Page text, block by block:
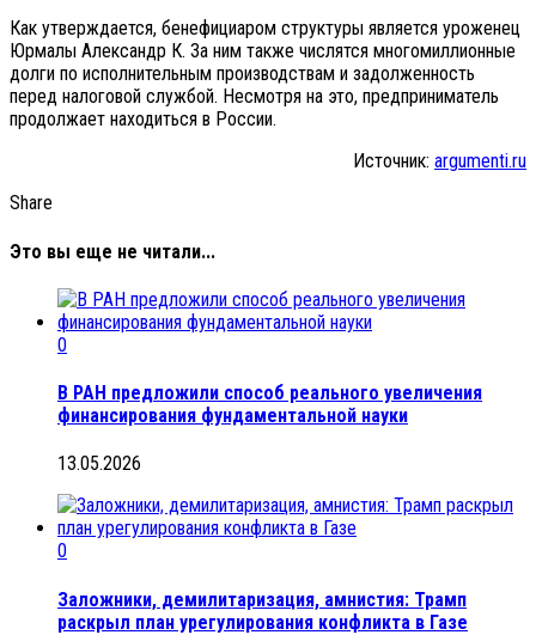
Как утверждается, бенефициаром структуры является уроженец
Юрмалы Александр К. За ним также числятся многомиллионные
долги по исполнительным производствам и задолженность
перед налоговой службой. Несмотря на это, предприниматель
продолжает находиться в России.
Источник: argumenti.ru
Share
Это вы еще не читали...
0
В РАН предложили способ реального увеличения
финансирования фундаментальной науки
13.05.2026
0
Заложники, демилитаризация, амнистия: Трамп
раскрыл план урегулирования конфликта в Газе